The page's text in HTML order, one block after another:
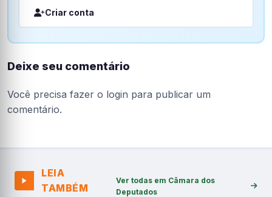
Criar conta
Deixe seu comentário
Você precisa fazer o login para publicar um
comentário.
LEIA
TAMBÉM
Ver todas em Câmara dos
Deputados